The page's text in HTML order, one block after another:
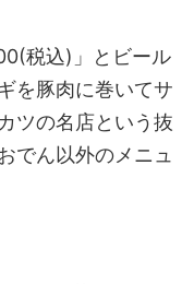
税込)」とビール
を豚肉に巻いてサ
ツの名店という抜
でん以外のメニュ